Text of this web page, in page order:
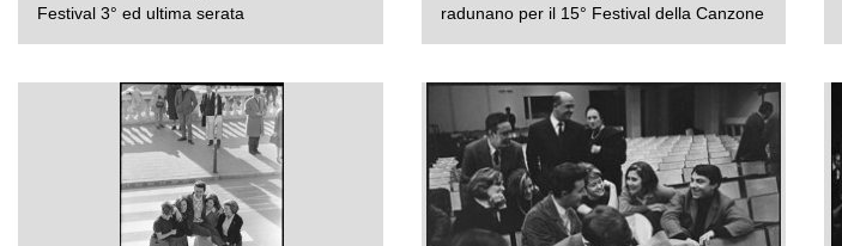
Festival 3° ed ultima serata
radunano per il 15° Festival della Canzone